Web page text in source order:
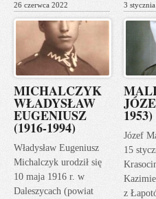
26 czerwca 2022
MICHALCZYK
WŁADYSŁAW
EUGENIUSZ
(1916-1994)
Władysław Eugeniusz
Michalczyk urodził się
10 maja 1916 r. w
Daleszycach (powiat
3
1953)
Józef
15
z